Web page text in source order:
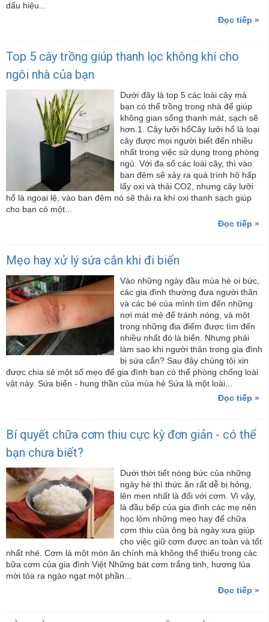
dấu hiệu...
Đọc tiếp »
Top 5 cây trồng giúp thanh lọc không khí cho
ngôi nhà của bạn
Dưới đây là top 5 các loài cây mà
bạn có thể trồng trong nhà để giúp
không gian sống thanh mát, sạch sẽ
hơn.1. Cây lưỡi hổCây lưỡi hổ là loại
cây được mọi người biết đến nhiều
nhất trong việc sử dụng trong phòng
ngủ. Với đa số các loài cây, thì vào
ban đêm sẽ xảy ra quá trình hô hấp
lấy oxi và thải CO2, nhưng cây lưỡi
hổ là ngoại lệ, vào ban đêm nó sẽ thải ra khí oxi thanh sạch giúp
cho bạn có một...
Đọc tiếp »
Mẹo hay xử lý sứa cắn khi đi biển
Vào những ngày đầu mùa hè oi bức,
các gia đình thường đưa người thân
và các bé của mình tìm đến những
nơi mát mẻ để tránh nóng, và một
trong những địa điểm được tìm đến
nhiều nhất đó là biển. Nhưng phải
làm sao khi người thân trong gia đình
bị sứa cắn? Sau đây chúng tôi xin
được chia sẻ một số mẹo để gia đình bạn có thể phòng chống loài
vật này. Sứa biển - hung thần của mùa hè Sứa là một loài...
Đọc tiếp »
Bí quyết chữa cơm thiu cực kỳ đơn giản - có thể
bạn chưa biết?
Dưới thời tiết nóng bức của những
ngày hè thì thức ăn rất dễ bị hỏng,
lên men nhất là đối với cơm. Vì vậy,
là đầu bếp của gia đình các mẹ nên
học lỏm những mẹo hay để chữa
cơm thiu của ông bà ngày xưa giúp
cho việc giữ cơm được an toàn và tốt
nhất nhé. Cơm là một món ăn chính mà không thể thiếu trong các
bữa cơm của gia đình Việt Những bát cơm trắng tinh, hương lúa
mời tỏa ra ngào ngạt một phần...
Đọc tiếp »